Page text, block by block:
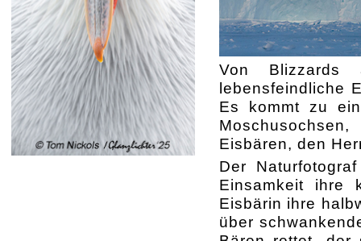
Von Blizzards
lebensfeindliche
Es kommt zu
Eisbären, den
Der
Einsamkeit ihre
Eisbärin ihre
über